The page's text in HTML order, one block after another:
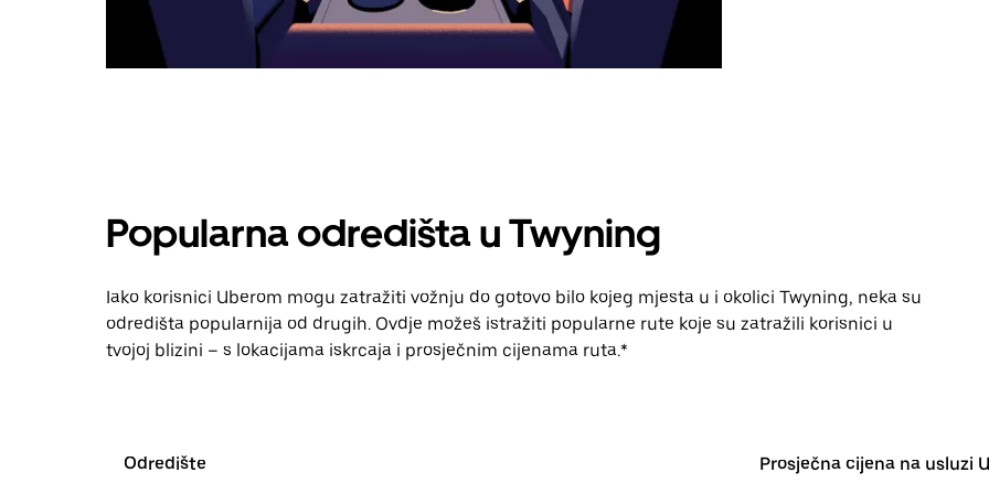
Popularna odredišta u Twyning
Iako korisnici Uberom mogu zatražiti vožnju do gotovo bilo kojeg mjesta u i okolici Twyning, neka su
odredišta popularnija od drugih. Ovdje možeš istražiti popularne rute koje su zatražili korisnici u
tvojoj blizini – s lokacijama iskrcaja i prosječnim cijenama ruta.*
Odredište Prosječna cijena na usluzi